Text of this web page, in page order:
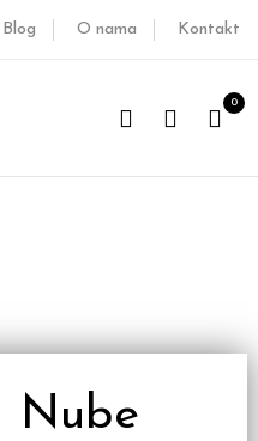
Blog O nama Kontakt
0
Nube